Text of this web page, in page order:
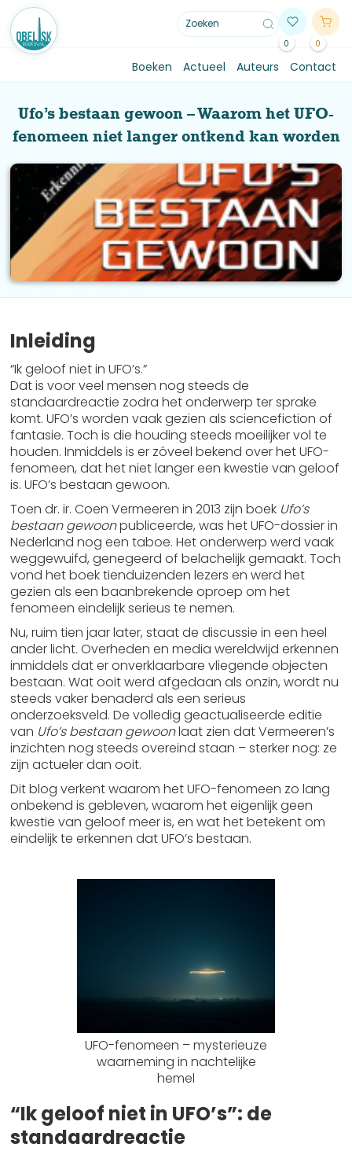
0 0
Boeken Actueel Auteurs Contact
Ufo’s bestaan gewoon – Waarom het UFO-
fenomeen niet langer ontkend kan worden
Inleiding
“Ik geloof niet in UFO’s.”
Dat is voor veel mensen nog steeds de
standaardreactie zodra het onderwerp ter sprake
komt. UFO’s worden vaak gezien als sciencefiction of
fantasie. Toch is die houding steeds moeilijker vol te
houden. Inmiddels is er zóveel bekend over het UFO-
fenomeen, dat het niet langer een kwestie van geloof
is. UFO’s bestaan gewoon.
Toen dr. ir. Coen Vermeeren in 2013 zijn boek Ufo’s
bestaan gewoonpubliceerde, was het UFO-dossier in
Nederland nog een taboe. Het onderwerp werd vaak
weggewuifd, genegeerd of belachelijk gemaakt. Toch
vond het boek tienduizenden lezers en werd het
gezien als een baanbrekende oproep om het
fenomeen eindelijk serieus te nemen.
Nu, ruim tien jaar later, staat de discussie in een heel
ander licht. Overheden en media wereldwijd erkennen
inmiddels dat er onverklaarbare vliegende objecten
bestaan. Wat ooit werd afgedaan als onzin, wordt nu
steeds vaker benaderd als een serieus
onderzoeksveld. De volledig geactualiseerde editie
van Ufo’s bestaan gewoonlaat zien dat Vermeeren’s
inzichten nog steeds overeind staan – sterker nog: ze
zijn actueler dan ooit.
Dit blog verkent waarom het UFO-fenomeen zo lang
onbekend is gebleven, waarom het eigenlijk geen
kwestie van geloof meer is, en wat het betekent om
eindelijk te erkennen dat UFO’s bestaan.
UFO-fenomeen – mysterieuze
waarneming in nachtelijke
hemel
“Ik geloof niet in UFO’s”: de
standaardreactie